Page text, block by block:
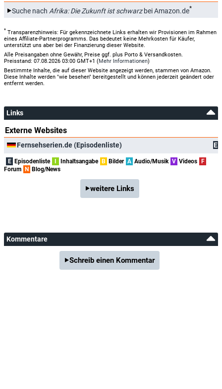
Suche nach Afrika: Die Zukunft ist schwarzbei Amazon.de*
* Transparenzhinweis: Für gekennzeichnete Links erhalten wir Provisionen im Rahmen
eines Affiliate-Partnerprogramms. Das bedeutet keine Mehrkosten für Käufer,
unterstützt uns aber bei der Finanzierung dieser Website.
Alle Preisangaben ohne Gewähr, Preise ggf. plus Porto & Versandkosten.
Preisstand: 07.08.2026 03:00 GMT+1 (Mehr Informationen)
Bestimmte Inhalte, die auf dieser Website angezeigt werden, stammen von Amazon.
Diese Inhalte werden "wie besehen" bereitgestellt und können jederzeit geändert oder
entfernt werden.
Links
Externe Websites
Fernsehserien.de (Episodenliste) E
E Episodenliste I Inhaltsangabe B Bilder A Audio/Musik V Videos F
Forum N Blog/News
weitere Links
Kommentare
Schreib einen Kommentar